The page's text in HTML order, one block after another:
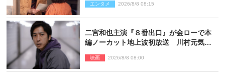
エンタメ 2026/8/8 08:15
二宮和也主演『８番出口』が金ローで本
編ノーカット地上波初放送 川村元気監
映画 2026/8/8 08:00